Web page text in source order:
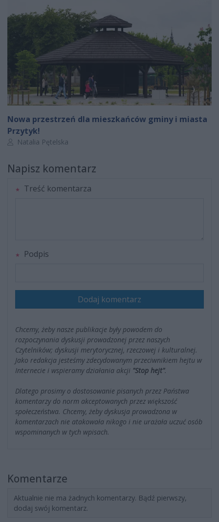
Nowa przestrzeń dla mieszkańców gminy i miasta
Przytyk!
Autor artykułu:
Natalia Pętelska
Napisz komentarz
Treść komentarza
Podpis
Dodaj komentarz
Chcemy, żeby nasze publikacje były powodem do
rozpoczynania dyskusji prowadzonej przez naszych
Czytelników; dyskusji merytorycznej, rzeczowej i kulturalnej.
Jako redakcja jesteśmy zdecydowanym przeciwnikiem hejtu w
Internecie i wspieramy działania akcji "Stop hejt".
Dlatego prosimy o dostosowanie pisanych przez Państwa
komentarzy do norm akceptowanych przez większość
społeczeństwa. Chcemy, żeby dyskusja prowadzona w
komentarzach nie atakowała nikogo i nie urażała uczuć osób
wspominanych w tych wpisach.
Komentarze
Aktualnie nie ma żadnych komentarzy. Bądź pierwszy,
dodaj swój komentarz.